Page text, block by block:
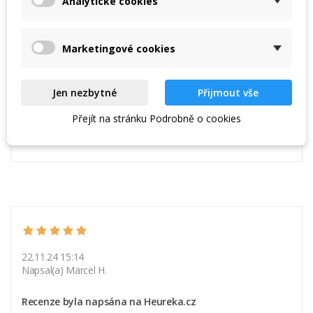
Ptejte se, rádi vám poradíme:
email obchod@iqsport.cz
22.11.24 15:14
Napsal(a) Marcel H.
Recenze byla napsána na Heureka.cz
Marketingové cookies
Jen nezbytné
Přijmout vše
Přejít na stránku Podrobně o cookies